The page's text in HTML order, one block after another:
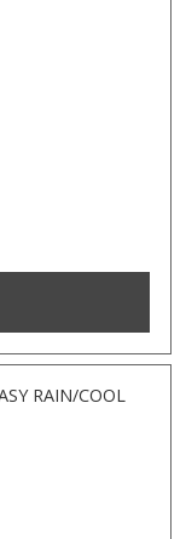
RAIN/COOL